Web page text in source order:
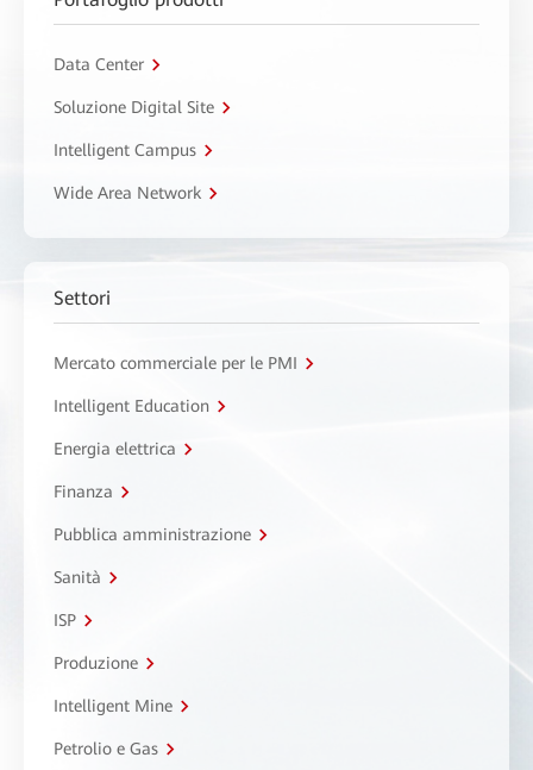
Data Center
Soluzione Digital Site
Intelligent Campus
Wide Area Network
Settori
Mercato commerciale per le PMI
Intelligent Education
Energia elettrica
Finanza
Pubblica amministrazione
Sanità
ISP
Produzione
Intelligent Mine
Petrolio e Gas